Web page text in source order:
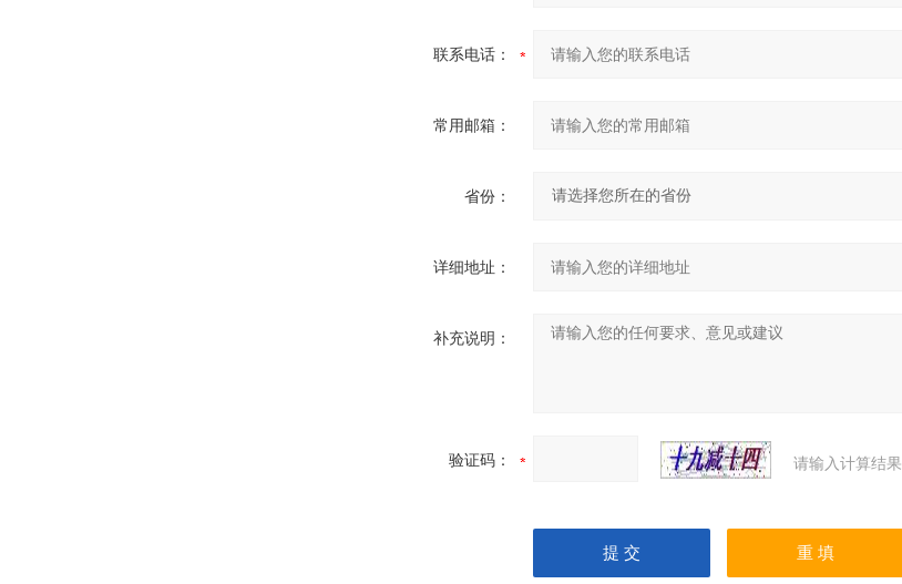
联系电话：
常用邮箱：
省份：
详细地址：
补充说明：
验证码： 请输入计算结